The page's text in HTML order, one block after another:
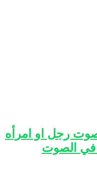
صوت رجل او امرأه
في الصوت